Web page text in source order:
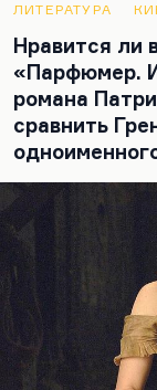
собака вдоль
разрезающее
разрезающая
организация
что
несколько…
ЛИТЕРАТУРА
Нравится ли
«Парфюмер.
романа
сравнить